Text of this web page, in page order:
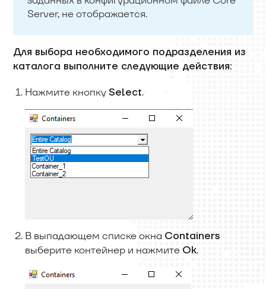
Server, не отображается.
Для выбора необходимого подразделения из
каталога выполните следующие действия:
Нажмите кнопкуSelect.
В выпадающем списке окна Containers
выберите контейнер и нажмите Ok.